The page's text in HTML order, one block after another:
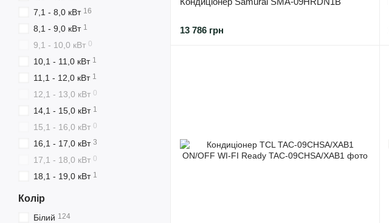
13 786 грн
7,1 - 8,0 кВт 16
8,1 - 9,0 кВт 1
9,1 - 10,0 кВт 0
10,1 - 11,0 кВт 1
11,1 - 12,0 кВт 1
12,1 - 13,0 кВт 0
14,1 - 15,0 кВт 1
15,1 - 16,0 кВт 0
16,1 - 17,0 кВт 3
17,1 - 18,0 кВт 0
18,1 - 19,0 кВт 1
Колір
Білий 124